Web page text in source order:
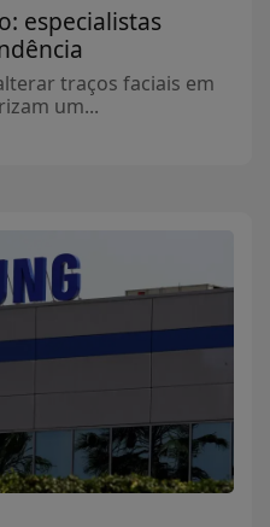
especialistas
traços faciais em
um...